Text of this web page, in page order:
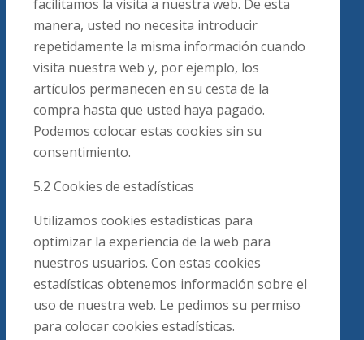
facilitamos la visita a nuestra web. De esta
manera, usted no necesita introducir
repetidamente la misma información cuando
visita nuestra web y, por ejemplo, los
artículos permanecen en su cesta de la
compra hasta que usted haya pagado.
Podemos colocar estas cookies sin su
consentimiento.
5.2 Cookies de estadísticas
Utilizamos cookies estadísticas para
optimizar la experiencia de la web para
nuestros usuarios. Con estas cookies
estadísticas obtenemos información sobre el
uso de nuestra web. Le pedimos su permiso
para colocar cookies estadísticas.